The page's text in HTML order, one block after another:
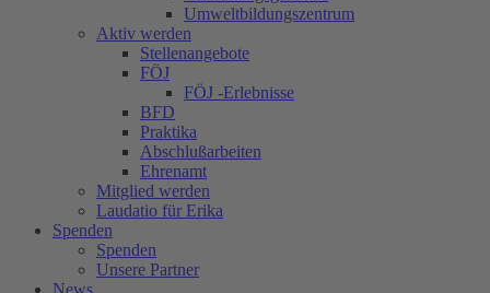
Umweltbildungszentrum
Aktiv werden
Stellenangebote
FÖJ
FÖJ -Erlebnisse
BFD
Praktika
Abschlußarbeiten
Ehrenamt
Mitglied werden
Laudatio für Erika
Spenden
Spenden
Unsere Partner
News